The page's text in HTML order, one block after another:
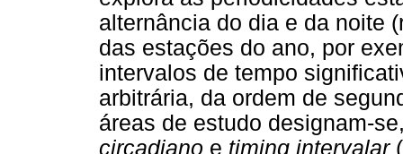
alternância do dia e da noite
das estações do ano, por
intervalos de tempo
arbitrária, da ordem de
áreas de estudo designam-
circadiano e timing intervalar